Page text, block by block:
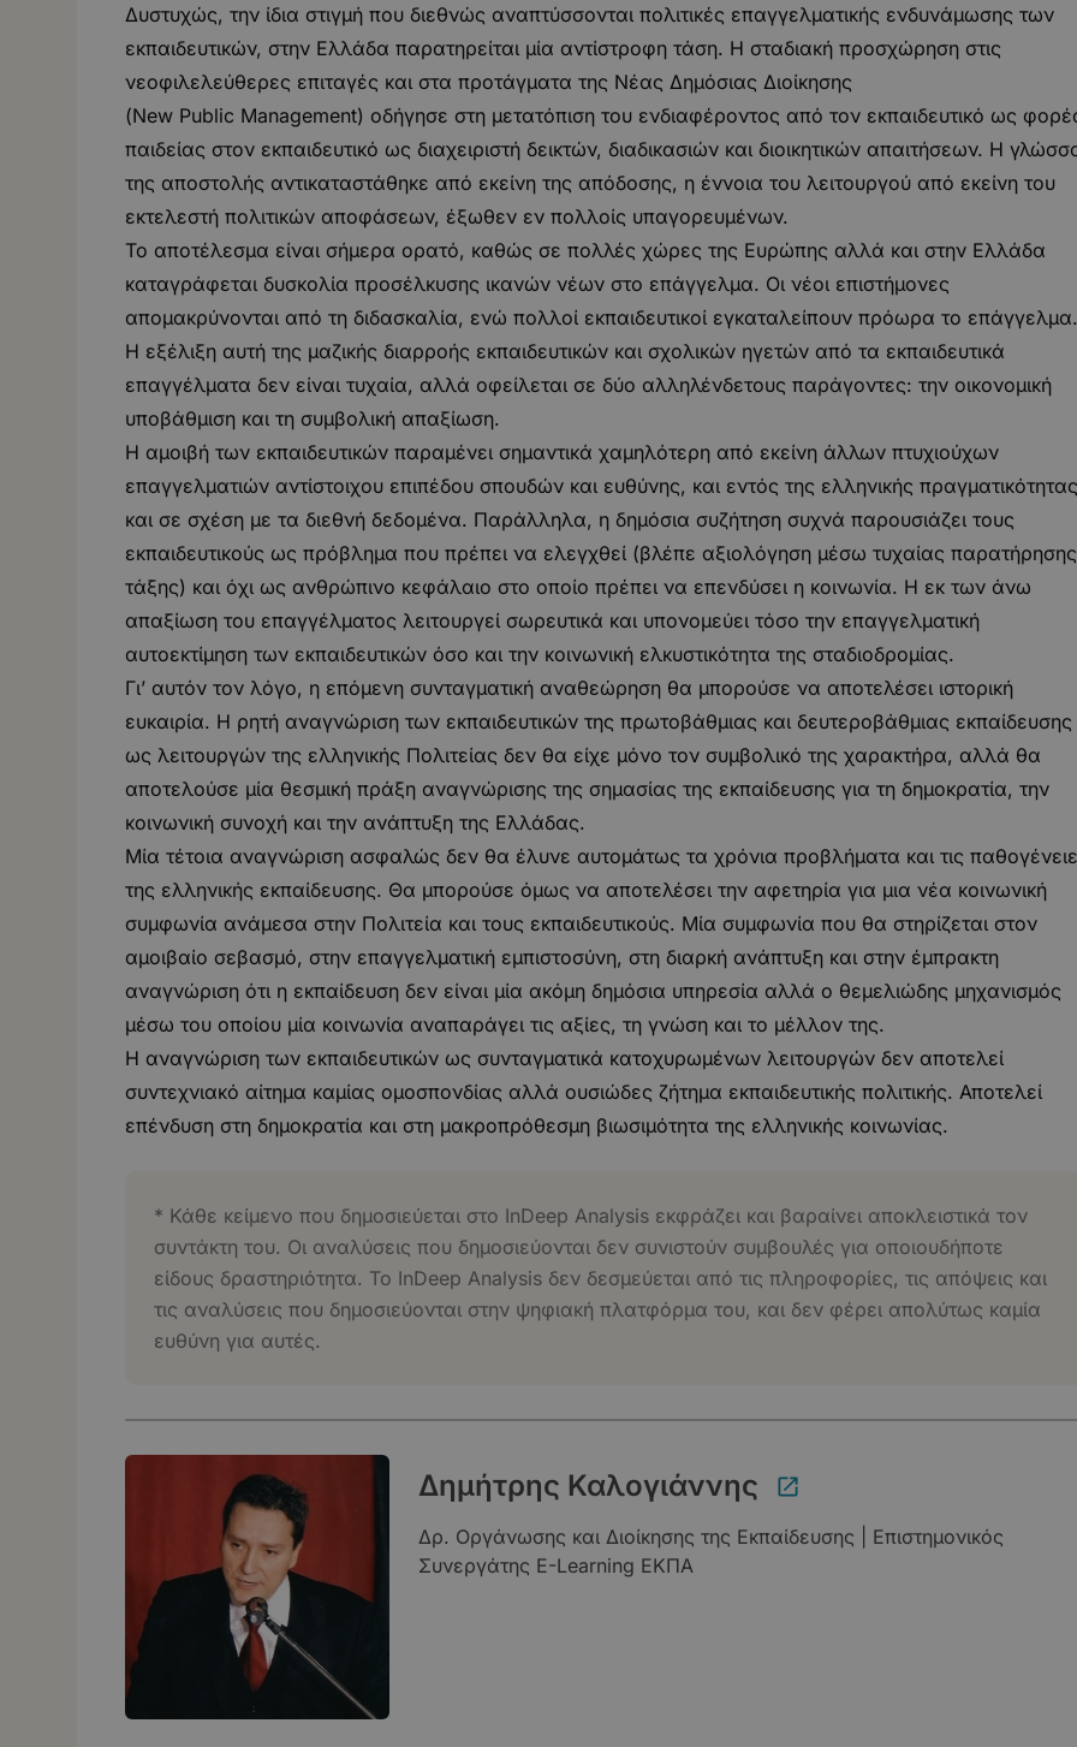
Δυστυχώς, την ίδια στιγμή που διεθνώς αναπτύσσονται πολιτικές επαγγελματικής ενδυνάμωσης των
εκπαιδευτικών, στην Ελλάδα παρατηρείται μία αντίστροφη τάση. Η σταδιακή προσχώρηση στις
νεοφιλελεύθερες επιταγές και στα προτάγματα της Νέας Δημόσιας Διοίκησης
(New Public Management) οδήγησε στη μετατόπιση του ενδιαφέροντος από τον εκπαιδευτικό ως
παιδείας στον εκπαιδευτικό ως διαχειριστή δεικτών, διαδικασιών και διοικητικών απαιτήσεων. Η
της αποστολής αντικαταστάθηκε από εκείνη της απόδοσης, η έννοια του λειτουργού από εκείνη του
εκτελεστή πολιτικών αποφάσεων, έξωθεν εν πολλοίς υπαγορευμένων.
Το αποτέλεσμα είναι σήμερα ορατό, καθώς σε πολλές χώρες της Ευρώπης αλλά και στην Ελλάδα
καταγράφεται δυσκολία προσέλκυσης ικανών νέων στο επάγγελμα. Οι νέοι επιστήμονες
απομακρύνονται από τη διδασκαλία, ενώ πολλοί εκπαιδευτικοί εγκαταλείπουν πρόωρα το επάγγελμα.
Η εξέλιξη αυτή της μαζικής διαρροής εκπαιδευτικών και σχολικών ηγετών από τα εκπαιδευτικά
επαγγέλματα δεν είναι τυχαία, αλλά οφείλεται σε δύο αλληλένδετους παράγοντες: την οικονομική
υποβάθμιση και τη συμβολική απαξίωση.
Η αμοιβή των εκπαιδευτικών παραμένει σημαντικά χαμηλότερη από εκείνη άλλων πτυχιούχων
επαγγελματιών αντίστοιχου επιπέδου σπουδών και ευθύνης, και εντός της ελληνικής πραγματικότητας
και σε σχέση με τα διεθνή δεδομένα. Παράλληλα, η δημόσια συζήτηση συχνά παρουσιάζει τους
εκπαιδευτικούς ως πρόβλημα που πρέπει να ελεγχθεί (βλέπε αξιολόγηση μέσω τυχαίας παρατήρησης
τάξης) και όχι ως ανθρώπινο κεφάλαιο στο οποίο πρέπει να επενδύσει η κοινωνία. Η εκ των άνω
απαξίωση του επαγγέλματος λειτουργεί σωρευτικά και υπονομεύει τόσο την επαγγελματική
αυτοεκτίμηση των εκπαιδευτικών όσο και την κοινωνική ελκυστικότητα της σταδιοδρομίας.
Γι’ αυτόν τον λόγο, η επόμενη συνταγματική αναθεώρηση θα μπορούσε να αποτελέσει ιστορική
ευκαιρία. Η ρητή αναγνώριση των εκπαιδευτικών της πρωτοβάθμιας και δευτεροβάθμιας εκπαίδευσης
ως λειτουργών της ελληνικής Πολιτείας δεν θα είχε μόνο τον συμβολικό της χαρακτήρα, αλλά θα
αποτελούσε μία θεσμική πράξη αναγνώρισης της σημασίας της εκπαίδευσης για τη δημοκρατία, την
κοινωνική συνοχή και την ανάπτυξη της Ελλάδας.
Μία τέτοια αναγνώριση ασφαλώς δεν θα έλυνε αυτομάτως τα χρόνια προβλήματα και τις
της ελληνικής εκπαίδευσης. Θα μπορούσε όμως να αποτελέσει την αφετηρία για μια νέα κοινωνική
συμφωνία ανάμεσα στην Πολιτεία και τους εκπαιδευτικούς. Μία συμφωνία που θα στηρίζεται στον
αμοιβαίο σεβασμό, στην επαγγελματική εμπιστοσύνη, στη διαρκή ανάπτυξη και στην έμπρακτη
αναγνώριση ότι η εκπαίδευση δεν είναι μία ακόμη δημόσια υπηρεσία αλλά ο θεμελιώδης μηχανισμός
μέσω του οποίου μία κοινωνία αναπαράγει τις αξίες, τη γνώση και το μέλλον της.
Η αναγνώριση των εκπαιδευτικών ως συνταγματικά κατοχυρωμένων λειτουργών δεν αποτελεί
συντεχνιακό αίτημα καμίας ομοσπονδίας αλλά ουσιώδες ζήτημα εκπαιδευτικής πολιτικής. Αποτελεί
επένδυση στη δημοκρατία και στη μακροπρόθεσμη βιωσιμότητα της ελληνικής κοινωνίας.
* Κάθε κείμενο που δημοσιεύεται στο InDeep Analysis εκφράζει και βαραίνει αποκλειστικά τον
συντάκτη του. Οι αναλύσεις που δημοσιεύονται δεν συνιστούν συμβουλές για οποιουδήποτε
είδους δραστηριότητα. Το InDeep Analysis δεν δεσμεύεται από τις πληροφορίες, τις απόψεις και
τις αναλύσεις που δημοσιεύονται στην ψηφιακή πλατφόρμα του, και δεν φέρει απολύτως καμία
ευθύνη για αυτές.
Δημήτρης Καλογιάννης
Δρ. Οργάνωσης και Διοίκησης της Εκπαίδευσης | Επιστημονικός
Συνεργάτης E-Learning ΕΚΠΑ